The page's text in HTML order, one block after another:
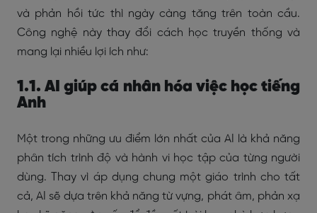
và phản hồi tức thì ngày càng tăng trên toàn cầu.
Công nghệ này thay đổi cách học truyền thống và
mang lại nhiều lợi ích như:
1.1. AI giúp cá nhân hóa việc học tiếng
Anh
Một trong những ưu điểm lớn nhất của AI là khả năng
phân tích trình độ và hành vi học tập của từng người
dùng. Thay vì áp dụng chung một giáo trình cho tất
cả, AI sẽ dựa trên khả năng từ vựng, phát âm, phản xạ